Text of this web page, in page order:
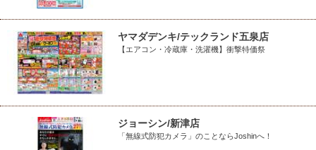
ヤマダデンキ/テックランド五泉店
【エアコン・冷蔵庫・洗濯機】衝撃特価祭
ジョーシン/新津店
「無線式防犯カメラ」のことならJoshinへ！